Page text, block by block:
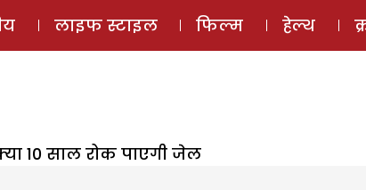
ई-मैगज़ीन
लाइफ स्टाइल फिल्म हेल्थ
10 साल रोक पाएगी जेल